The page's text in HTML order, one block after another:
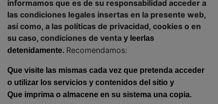
informamos que es de su responsabilidad acceder a
las condiciones legales insertas en la presente web,
así como, a las políticas de privacidad, cookies o en
su caso, condiciones de venta y leerlas
detenidamente. Recomendamos:
Que visite las mismas cada vez que pretenda acceder
o utilizar los servicios y contenidos del sitio y
Que imprima o almacene en su sistema una copia.